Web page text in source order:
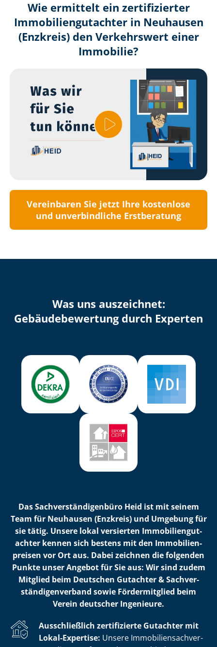
Wie ermittelt ein zertifizierter
Immobilien­gutachter in Neuhausen
(Enzkreis) den Verkehrswert einer
Immobilie?
Vereinbaren Sie jetzt Ihre kostenlose
und unverbindliche Erstberatung
Was uns auszeichnet:
Ge­bäu­de­be­wer­tung durch Experten
Das Sach­ver­stän­di­gen­bü­ro Heid ist mit seinem
Team für Neuhausen (Enzkreis) und Umgebung für
sie tätig. Unsere lokal versierten Im­mo­bi­li­en­gut­
ach­ter kennen sich bestens mit den Im­mo­bi­li­en­
prei­sen vor Ort aus. Dabei zeichnen die folgenden
Punkte unser Angebot für Sie aus: Wir sind zudem
Mitglied beim Deutschen Gutachter & Sach­ver­
stän­di­gen­ver­band sowie Fördermitglied beim
Verein deutscher Ingenieure.
Ausschließlich zertifizierte Gutachter mit
Lokal-Expertise: Unsere Im­mo­bi­li­en­sach­ver­